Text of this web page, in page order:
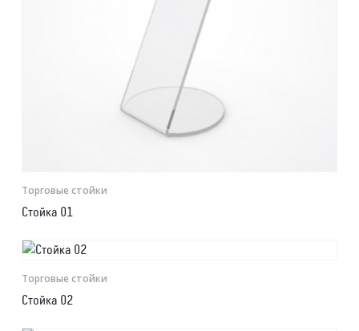
Торговые стойки
Стойка 01
Торговые стойки
Стойка 02